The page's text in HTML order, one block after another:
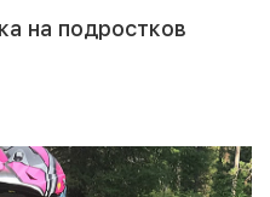
на подростков